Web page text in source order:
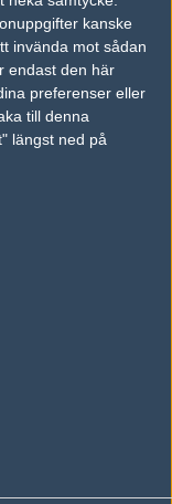
kanske
invända mot sådan
endast den här
preferenser eller
till denna
längst ned på